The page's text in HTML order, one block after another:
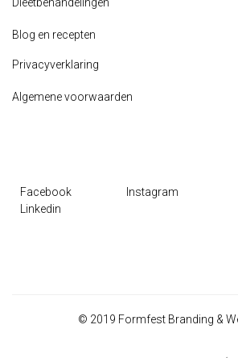
Blog en recepten
Privacyverklaring
Algemene voorwaarden
Facebook
Instagram
Linkedin
© 2019 Formfest Branding &